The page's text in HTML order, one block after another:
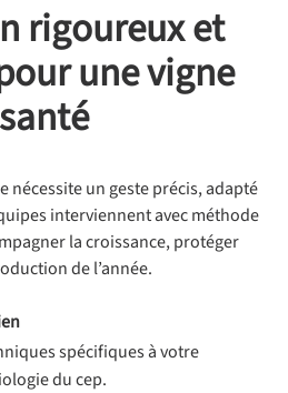
rigoureux et
une vigne
nécessite un geste précis, adapté
interviennent avec méthode
la croissance, protéger
de l’année.
spécifiques à votre
du cep.